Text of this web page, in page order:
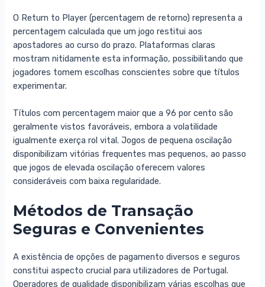
O Return to Player (percentagem de retorno) representa a
percentagem calculada que um jogo restitui aos
apostadores ao curso do prazo. Plataformas claras
mostram nitidamente esta informação, possibilitando que
jogadores tomem escolhas conscientes sobre que títulos
experimentar.
Títulos com percentagem maior que a 96 por cento são
geralmente vistos favoráveis, embora a volatilidade
igualmente exerça rol vital. Jogos de pequena oscilação
disponibilizam vitórias frequentes mas pequenos, ao passo
que jogos de elevada oscilação oferecem valores
consideráveis com baixa regularidade.
Métodos de Transação
Seguras e Convenientes
A existência de opções de pagamento diversos e seguros
constitui aspecto crucial para utilizadores de Portugal.
Operadores de qualidade disponibilizam várias escolhas que